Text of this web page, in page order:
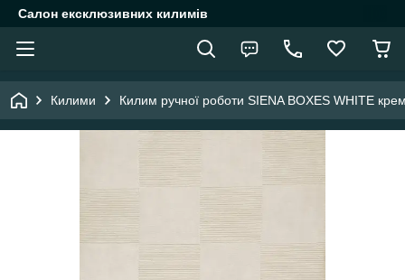
Салон ексклюзивних килимів
Килими Килим ручної роботи SIENA BOXES WHITE